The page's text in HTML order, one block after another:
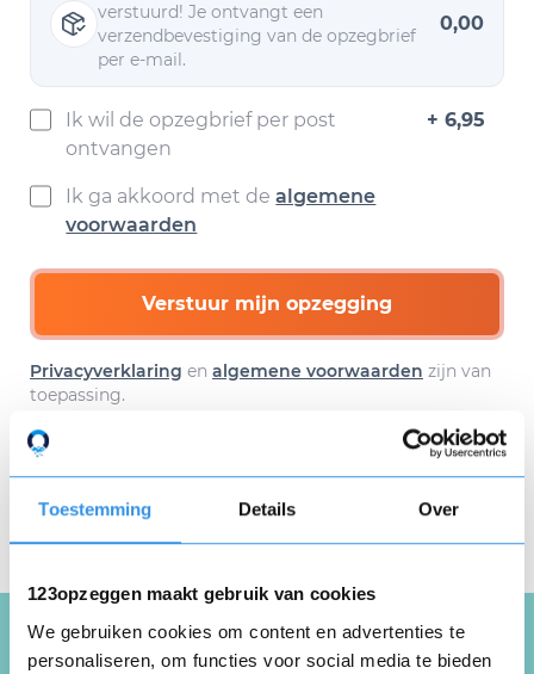
Toestemming Details Over
123opzeggen maakt gebruik van cookies
We gebruiken cookies om content en advertenties te
personaliseren, om functies voor social media te bieden
verstuurd! Je ontvangt een
verzendbevestiging van de opzegbrief
per e-mail.
0,00
Ik wil de opzegbrief per post
ontvangen
+ 6,95
Ik ga akkoord met dealgemene
voorwaarden
Verstuur mijn opzegging
Privacyverklaring en algemene voorwaarden zijn van
toepassing.
Download hier gratis je